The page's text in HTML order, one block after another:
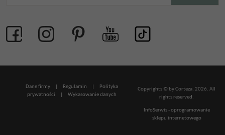
Copyrights © by Corteza, 2026. All
rights reserved.
InfoSerwis-oprogramowanie
sklepu internetowego
Dane firmy Regulamin
Polityka
prywatności
Wykasowanie danych